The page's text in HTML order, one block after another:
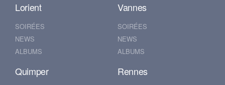
Lorient
SOIRÉES
NEWS
ALBUMS
Vannes
SOIRÉES
NEWS
ALBUMS
Quimper Rennes